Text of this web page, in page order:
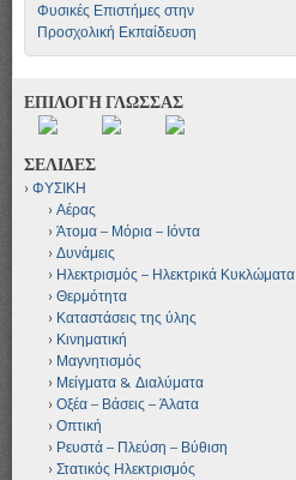
Φυσικές Επιστήμες στην
Προσχολική Εκπαίδευση
ΕΠΙΛΟΓΗ ΓΛΩΣΣΑΣ
ΣΕΛΙΔΕΣ
ΦΥΣΙΚΗ
Αέρας
Άτομα – Μόρια – Ιόντα
Δυνάμεις
Ηλεκτρισμός – Ηλεκτρικά Κυκλώματα
Θερμότητα
Καταστάσεις της ύλης
Κινηματική
Μαγνητισμός
Μείγματα & Διαλύματα
Οξέα – Βάσεις – Άλατα
Οπτική
Ρευστά – Πλεύση – Βύθιση
Στατικός Ηλεκτρισμός